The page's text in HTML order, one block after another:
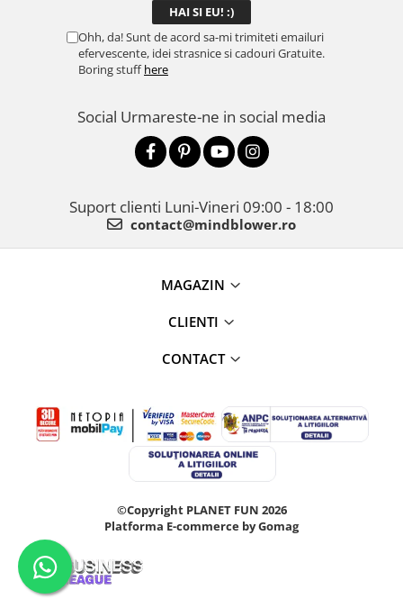
Ohh, da! Sunt de acord sa-mi trimiteti emailuri
efervescente, idei strasnice si cadouri Gratuite.
Boring stuffhere
Social Urmareste-ne in social media
Suport clienti Luni-Vineri 09:00 - 18:00
contact@mindblower.ro
MAGAZIN
CLIENTI
CONTACT
©Copyright PLANET FUN 2026
Platforma E-commerce by Gomag